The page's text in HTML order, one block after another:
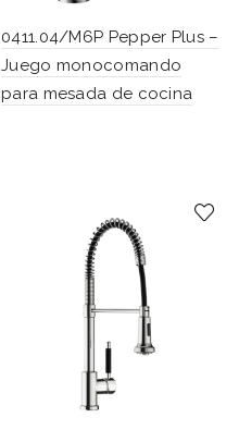
0411.04/M6P Pepper Plus –
Juego monocomando
para mesada de cocina